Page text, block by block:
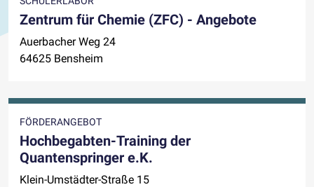
Zentrum für Chemie (ZFC) - Angebote
Auerbacher Weg 24
64625 Bensheim
FÖRDERANGEBOT
Hochbegabten-Training der
Quantenspringer e.K.
Klein-Umstädter-Straße 15